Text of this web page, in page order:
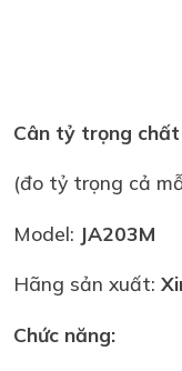
Cân tỷ trọng
(đo tỷ trọng cả
Model: JA203M
Hãng sản xuất:
Chức năng: